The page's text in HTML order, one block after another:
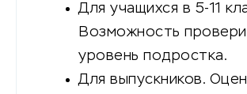
Для учащихся в 5-11
Возможность
уровень подростка.
Для выпускников.